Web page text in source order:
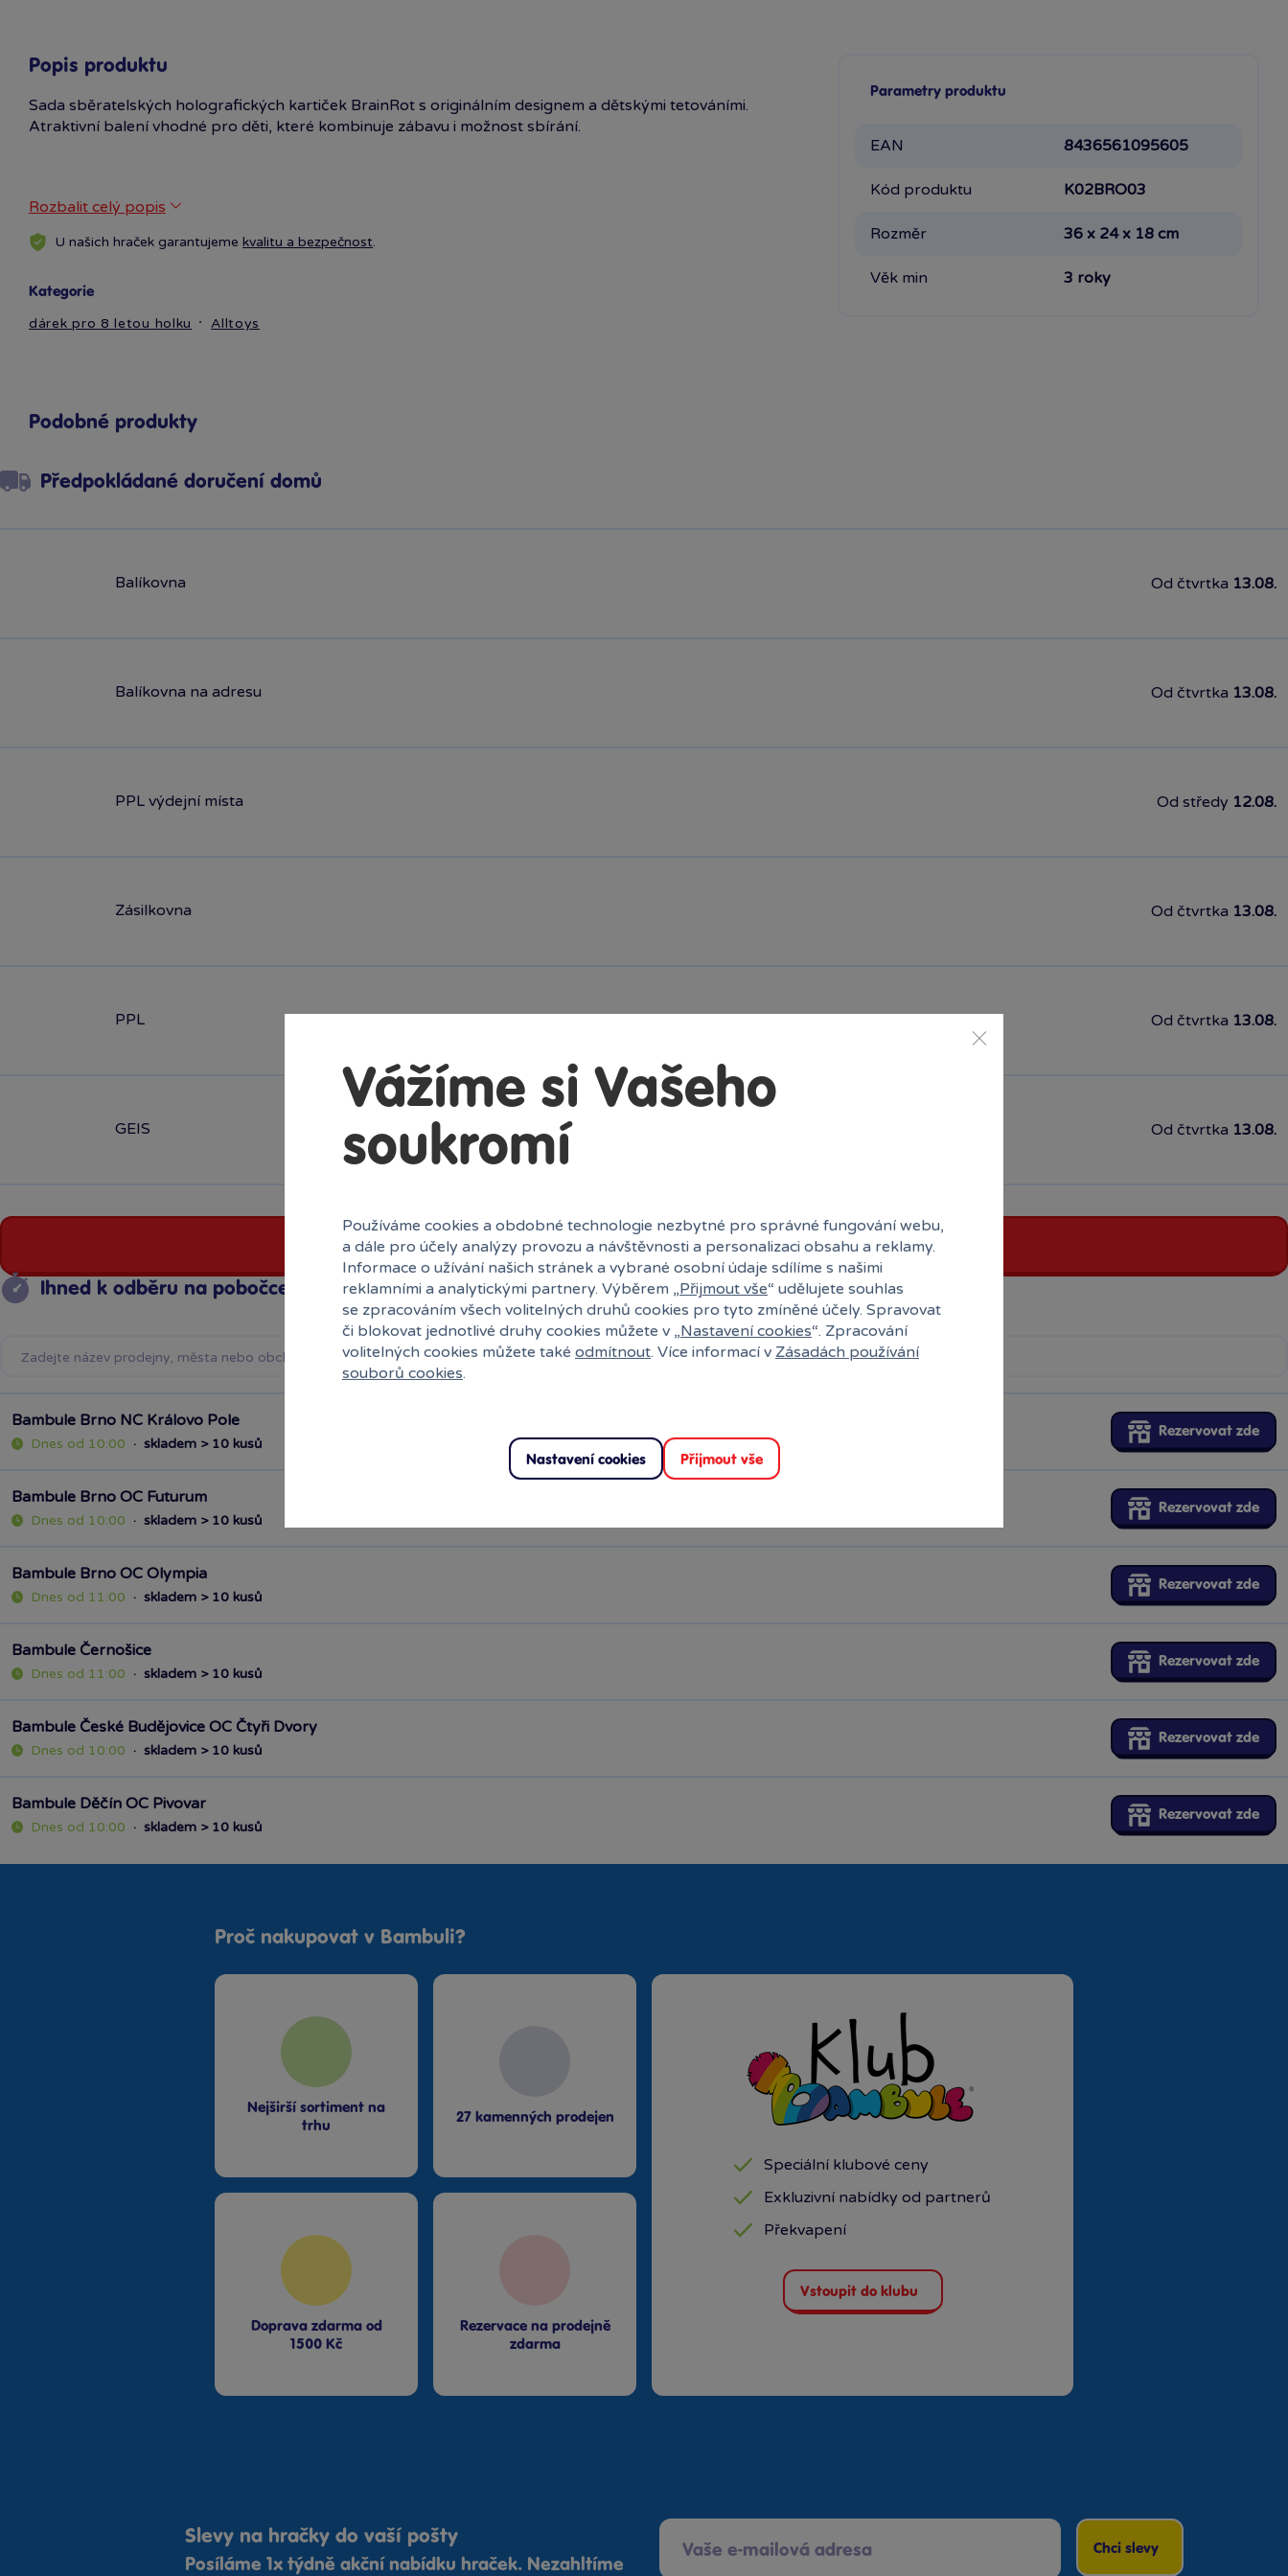
Popis produktu
Sada sběratelských holografických kartiček BrainRot s originálním designem a dětskými tetováními.
Atraktivní balení vhodné pro děti, které kombinuje zábavu i možnost sbírání.
Rozbalit celý popis
U našich hraček garantujemekvalitu a bezpečnost.
Kategorie
dárek pro 8 letou holku Alltoys
Parametry produktu
EAN 8436561095605
Kód produktu K02BRO03
Rozměr 36 x 24 x 18 cm
Věk min 3 roky
Podobné produkty
Předpokládané doručení domů
Balíkovna Od čtvrtka 13.08.
Balíkovna na adresu Od čtvrtka 13.08.
PPL výdejní místa Od středy 12.08.
Zásilkovna Od čtvrtka 13.08.
PPL Od čtvrtka 13.08.
GEIS Od čtvrtka 13.08.
Vložit produkt do košíku
Ihned k odběru na pobočce
Bambule Brno NC Královo Pole
Dnes od 10:00 · skladem > 10 kusů
Rezervovat zde
Bambule Brno OC Futurum
Dnes od 10:00 · skladem > 10 kusů
Rezervovat zde
Bambule Brno OC Olympia
Dnes od 11:00 · skladem > 10 kusů
Rezervovat zde
Bambule Černošice
Dnes od 11:00 · skladem > 10 kusů
Rezervovat zde
Bambule České Budějovice OC Čtyři Dvory
Dnes od 10:00 · skladem > 10 kusů
Rezervovat zde
Bambule Děčín OC Pivovar
Dnes od 10:00 · skladem > 10 kusů
Rezervovat zde
skladem > 10 kusů
Bambule Plzeň NC Galerie Slovany
Proč nakupovat v Bambuli?
Nejširší sortiment na
trhu
27 kamenných prodejen
Doprava zdarma od
1500 Kč
Rezervace na prodejně
zdarma
Speciální klubové ceny
Exkluzivní nabídky od partnerů
Překvapení
Vstoupit do klubu
Slevy na hračky do vaší pošty
Posíláme 1x týdně akční nabídku hraček. Nezahltíme
Chci slevy
Vážíme si Vašeho
soukromí
Používáme cookies a obdobné technologie nezbytné pro správné fungování webu,
a dále pro účely analýzy provozu a návštěvnosti a personalizaci obsahu a reklamy.
Informace o užívání našich stránek a vybrané osobní údaje sdílíme s našimi
reklamními a analytickými partnery. Výběrem „Přijmout vše“ udělujete souhlas
se zpracováním všech volitelných druhů cookies pro tyto zmíněné účely. Spravovat
či blokovat jednotlivé druhy cookies můžete v „Nastavení cookies“. Zpracování
volitelných cookies můžete také odmítnout. Více informací v Zásadách používání
souborů cookies.
Nastavení cookies Přijmout vše